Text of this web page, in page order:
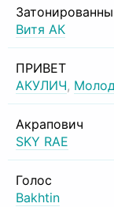
Витя АК
ПРИВЕТ
АКУЛИЧ,
Акрапович
SKY RAE
Голос
Bakhtin